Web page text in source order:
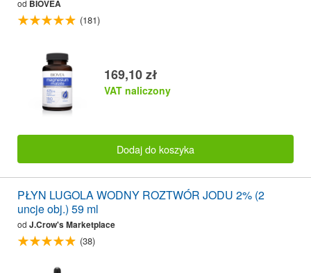
od BIOVEA
(181)
169,10 zł
VAT naliczony
Dodaj do koszyka
PŁYN LUGOLA WODNY ROZTWÓR JODU 2% (2
uncje obj.) 59 ml
od J.Crow's Marketplace
(38)